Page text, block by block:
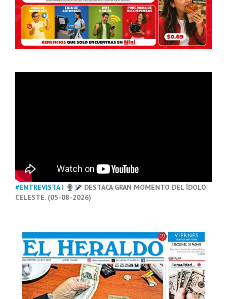
#ENTREVISTA|
DESTACA GRAN MOMENTO DEL ÍDOLO
CELESTE. (05-08-2026)